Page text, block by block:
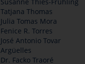
Tatjana Thomas
Julia Tomas Mora
Fenice R. Torres
José Antonio Tovar
Argüelles
Dr. Facko Traoré